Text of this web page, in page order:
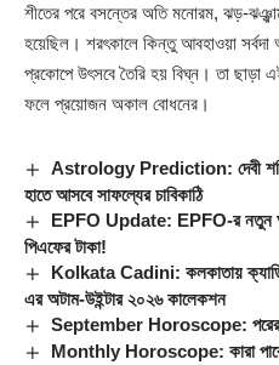
শীতের পরে বসন্তের অতি মনোরম, ঝড়-
হয়েছিল। শরৎকালে কিন্তু আবহাওয়া
প্রকোপে উৎসবে তৈরি হয় বিঘ্ন। তা ছাড়া
ফলে প্রয়োজন অকাল বোধনের।
Astrology Prediction: দেবী
হাতে আসবে সাফল্যের চাবিকাঠি
EPFO Update: EPFO-র নতুন
পিএফের টাকা!
Kolkata Cadini: কলকাতায়
এর অটাম-উইন্টার ২০২৬ কালেকশন
September Horoscope: পরের
Monthly Horoscope: কারা